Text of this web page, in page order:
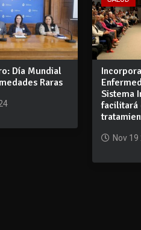
Día Mundial
Raras
Sistema
facilitará
Nov